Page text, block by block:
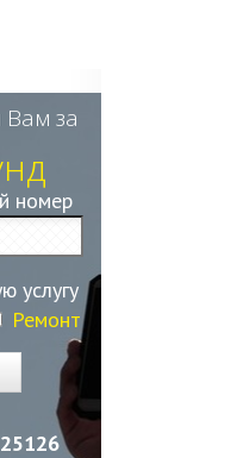
за
номер
услугу
Ремонт
25127